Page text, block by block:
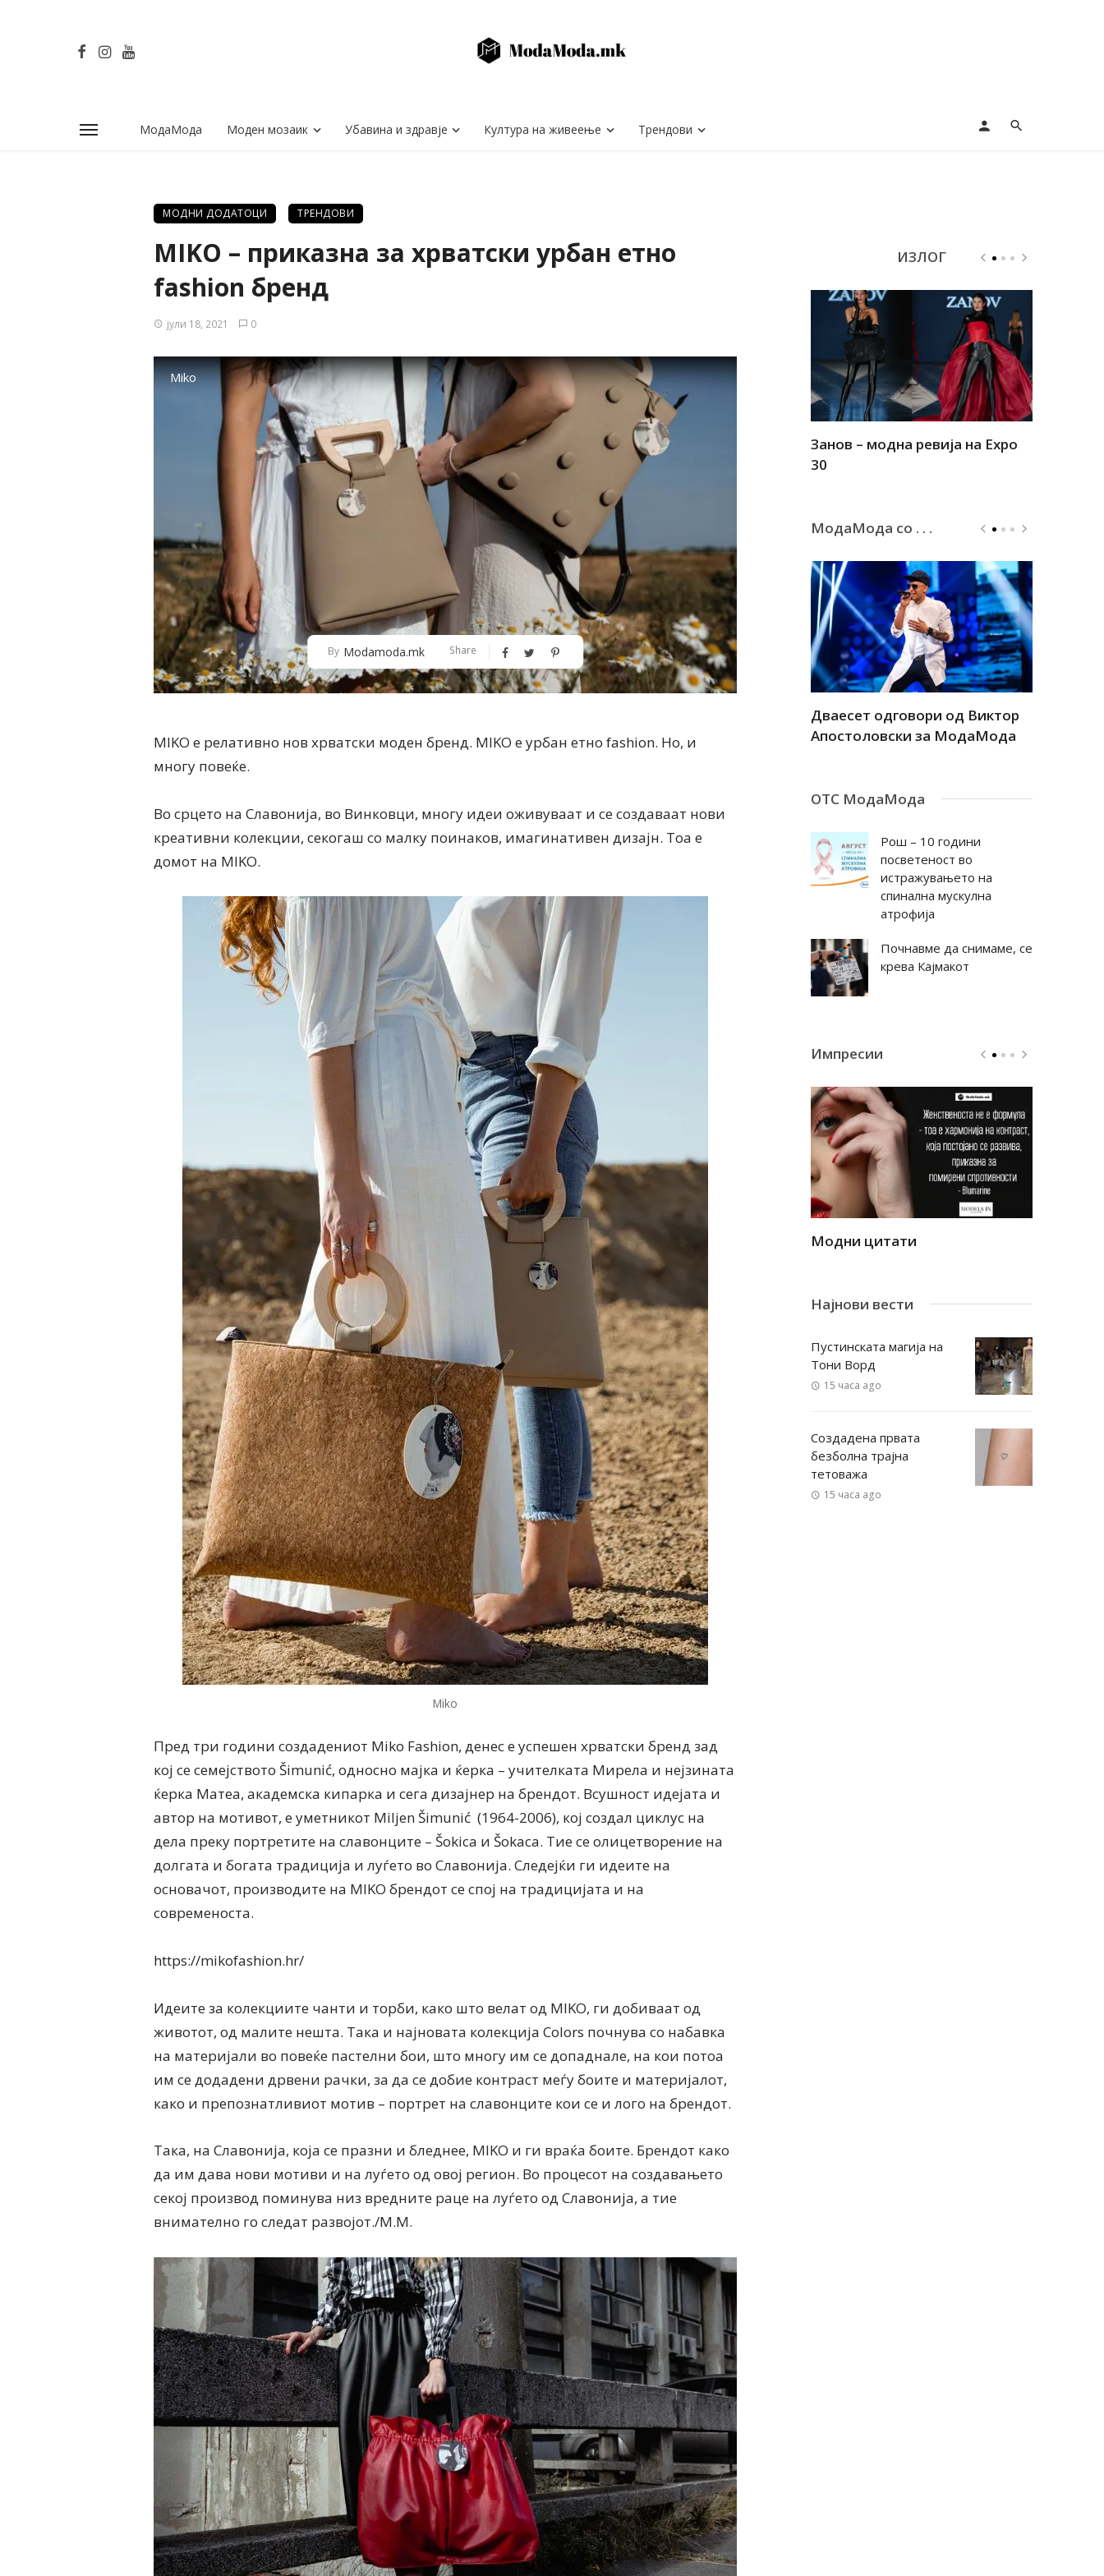
МодаМода Моден мозаик Убавина и здравје Култура на живеење Трендови
МОДНИ ДОДАТОЦИ ТРЕНДОВИ
MIKO – приказна за хрватски урбан етно
fashion бренд
јули 18, 2021 0
Miko
By Modamoda.mk Share
MIKO е релативно нов хрватски моден бренд. MIKO е урбан етно fashion. Но, и
многу повеќе.
Во срцето на Славонија, во Винковци, многу идеи оживуваат и се создаваат нови
креативни колекции, секогаш со малку поинаков, имагинативен дизајн. Тоа е
домот на MIKO.
Miko
Пред три години создадениот Miko Fashion, денес е успешен хрватски бренд зад
кој се семејството Šimunić, односно мајка и ќерка – учителката Мирела и нејзината
ќерка Матеа, академска кипарка и сега дизајнер на брендот. Всушност идејата и
автор на мотивот, е уметникот Miljen Šimunić (1964-2006), кој создал циклус на
дела преку портретите на славонците – Šokica и Šokaca. Тие се олицетворение на
долгата и богата традиција и луѓето во Славонија. Следејќи ги идеите на
основачот, производите на MIKO брендот се спој на традицијата и на
современоста.
https://mikofashion.hr/
Идеите за колекциите чанти и торби, како што велат од MIKO, ги добиваат од
животот, од малите нешта. Така и најновата колекција Colors почнува со набавка
на материјали во повеќе пастелни бои, што многу им се допаднале, на кои потоа
им се додадени дрвени рачки, за да се добие контраст меѓу боите и материјалот,
како и препознатливиот мотив – портрет на славонците кои се и лого на брендот.
Така, на Славонија, која се празни и бледнее, MIKO и ги враќа боите. Брендот како
да им дава нови мотиви и на луѓето од овој регион. Во процесот на создавањето
секој производ поминува низ вредните раце на луѓето од Славонија, а тие
внимателно го следат развојот./M.M.
ИЗЛОГ
Алшар – модна ревија на Expo
30
Филигрански обетки
Занов – модна ревија на Expo
30
МодаМода со . . .
Антовска за МодаМода
МодаМода со Александар
Дваесет одговори од Виктор
Апостоловски за МодаМода
ОТС МодаМода
Рош – 10 години
посветеност во
истражувањето на
спинална мускулна
атрофија
Почнавме да снимаме, се
крева Кајмакот
Импресии
Модни цитати Модни цитати Модни цитати
Најнови вести
Пустинската магија на
Тони Ворд
15 часа ago
Создадена првата
безболна трајна
тетоважа
15 часа ago